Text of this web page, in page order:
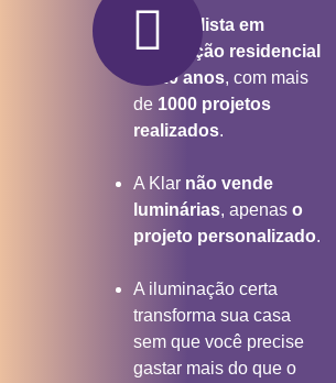
Especialista em
iluminação residencial
há 20 anos, com mais
de 1000 projetos
realizados.
A Klar não vende
luminárias, apenas o
projeto personalizado.
A iluminação certa
transforma sua casa
sem que você precise
gastar mais do que o